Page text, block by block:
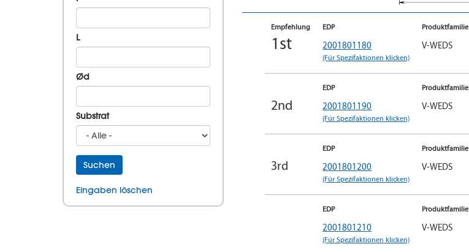
L
Ød
Substrat
Suchen
Eingaben löschen
Empfehlung
1st
EDP
2001801180
(Für Spezifaktionen klicken)
Produktfamilie
V-WEDS
2nd
EDP
2001801190
(Für Spezifaktionen klicken)
Produktfamilie
V-WEDS
3rd
EDP
2001801200
(Für Spezifaktionen klicken)
Produktfamilie
V-WEDS
EDP
2001801210
(Für Spezifaktionen klicken)
Produktfamilie
V-WEDS